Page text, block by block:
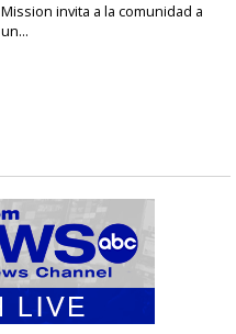
Mission invita a la comunidad a
un...